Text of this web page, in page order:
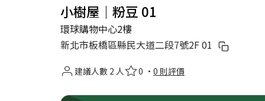
小樹屋｜粉豆 01
環球購物中心2樓
新北市板橋區縣民大道二段7號2F 01
建議人數 2 人 0 · 0 則評價